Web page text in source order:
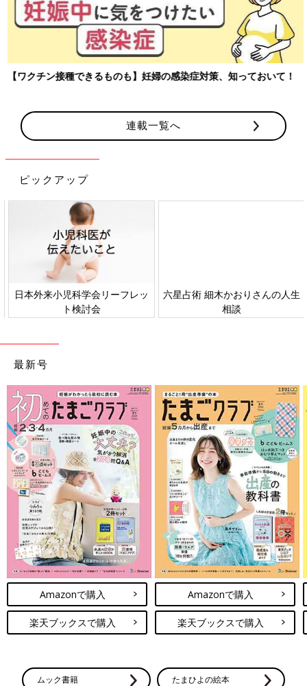
【ワクチン接種できるものも】妊婦の感染症対策、知っておいて！
連載一覧へ
ピックアップ
日本外来小児科学会リーフレッ
ト検討会
六星占術 細木かおりさんの人生
相談
最新号
Amazonで購入
楽天ブックスで購入
Amazonで購入
楽天ブックスで購入
ムック書籍 たまひよの絵本